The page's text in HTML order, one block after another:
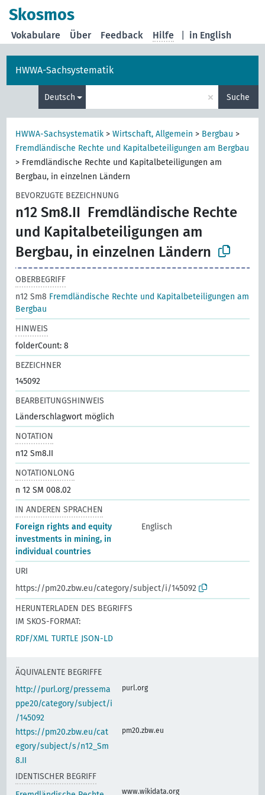
Skosmos
in English
Vokabulare Über Feedback Hilfe
HWWA-Sachsystematik
Deutsch × Suche
HWWA-Sachsystematik >Wirtschaft, Allgemein > Bergbau >
Fremdländische Rechte und Kapitalbeteiligungen am Bergbau
> Fremdländische Rechte und Kapitalbeteiligungen am
Bergbau, in einzelnen Ländern
BEVORZUGTE BEZEICHNUNG
n12 Sm8.II Fremdländische Rechte
und Kapitalbeteiligungen am
Bergbau, in einzelnen Ländern
OBERBEGRIFF
n12 Sm8 Fremdländische Rechte und Kapitalbeteiligungen am
Bergbau
HINWEIS
folderCount: 8
BEZEICHNER
145092
BEARBEITUNGSHINWEIS
Länderschlagwort möglich
NOTATION
n12 Sm8.II
NOTATIONLONG
n 12 SM 008.02
IN ANDEREN SPRACHEN
Foreign rights and equity
investments in mining, in
individual countries
Englisch
URI
https://pm20.zbw.eu/category/subject/i/145092
HERUNTERLADEN DES BEGRIFFS
IM SKOS-FORMAT:
RDF/XML TURTLE JSON-LD
ÄQUIVALENTE BEGRIFFE
http://purl.org/pressema
ppe20/category/subject/i
/145092
purl.org
https://pm20.zbw.eu/cat
egory/subject/s/n12_Sm
8.II
pm20.zbw.eu
IDENTISCHER BEGRIFF
www.wikidata.org